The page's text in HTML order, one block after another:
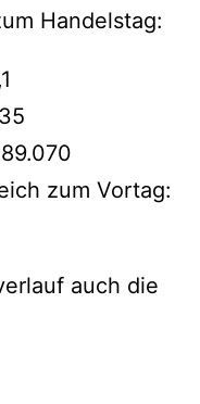
Handelstag:
zum Vortag:
auch die